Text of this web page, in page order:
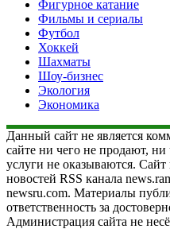
Фигурное катание
Фильмы и сериалы
Футбол
Хоккей
Шахматы
Шоу-бизнес
Экология
Экономика
Данный сайт не является
сайте ни чего не продают,
услуги не оказываются. Сайт
новостей RSS канала
newsru.com. Материалы
ответственность за
Администрация сайта не